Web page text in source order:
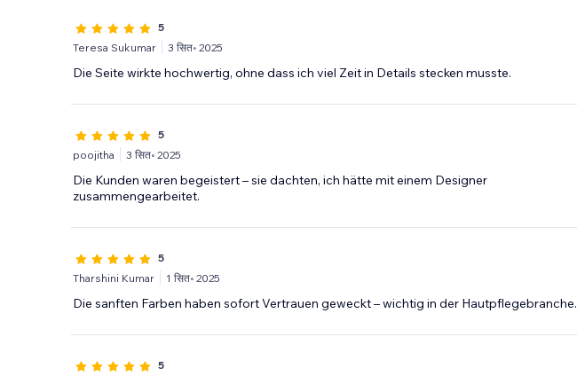
5
Teresa Sukumar
3 सित॰ 2025
Die Seite wirkte hochwertig, ohne dass ich viel Zeit in Details stecken musste.
5
poojitha
3 सित॰ 2025
Die Kunden waren begeistert – sie dachten, ich hätte mit einem Designer
zusammengearbeitet.
5
Tharshini Kumar
1 सित॰ 2025
Die sanften Farben haben sofort Vertrauen geweckt – wichtig in der Hautpflegebranche.
5